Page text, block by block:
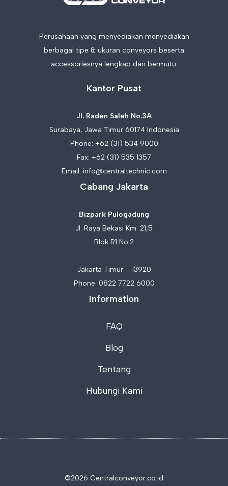
Perusahaan yang menyediakan menyediakan
berbagai tipe & ukuran conveyors beserta
accessoriesnya lengkap dan bermutu.
Kantor Pusat
Jl. Raden Saleh No.3A
Surabaya, Jawa Timur 60174 Indonesia
Phone: +62 (31) 534 9000
Fax: +62 (31) 535 1357
Email: info@centraltechnic.com
Cabang Jakarta
Bizpark Pulogadung
Jl. Raya Bekasi Km. 21,5
Blok R1 No.2
Jakarta Timur – 13920
Phone: 0822 7722 6000
Information
FAQ
Blog
Tentang
Hubungi Kami
©2026 Centralconveyor.co.id